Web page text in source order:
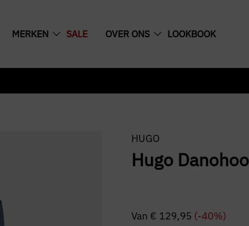
MERKEN SALE OVER ONS LOOKBOOK
HUGO
Hugo
Van € 129,95 (-40%)